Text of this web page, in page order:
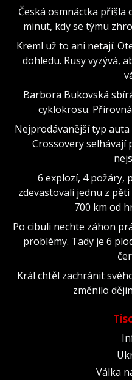
Česká osmnáctka přišla
minut, kdy se týmu
Kreml už to ani netají.
dohledu. Rusy vyzývá,
Barbora Bukovská
cyklokrosu.
Nejprodávanější typ auta
Crossovery selhávají
6 explozí, 4 požáry,
zdevastovali jednu z
700 km od
Po cibuli nechte záhon
problémy. Tady je 6
Král chtěl zachránit
změnilo
Válka